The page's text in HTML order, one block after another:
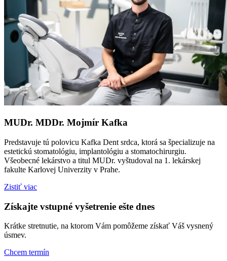
MUDr. MDDr. Mojmír Kafka
Predstavuje tú polovicu Kafka Dent srdca, ktorá sa špecializuje na
estetickú stomatológiu, implantológiu a stomatochirurgiu.
Všeobecné lekárstvo a titul MUDr. vyštudoval na 1. lekárskej
fakulte Karlovej Univerzity v Prahe.
Zistiť viac
Získajte vstupné vyšetrenie ešte dnes
Krátke stretnutie, na ktorom Vám pomôžeme získať Váš vysnený
úsmev.
Chcem termín